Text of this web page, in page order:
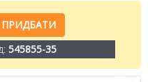
ПРИДБАТИ
545855-35